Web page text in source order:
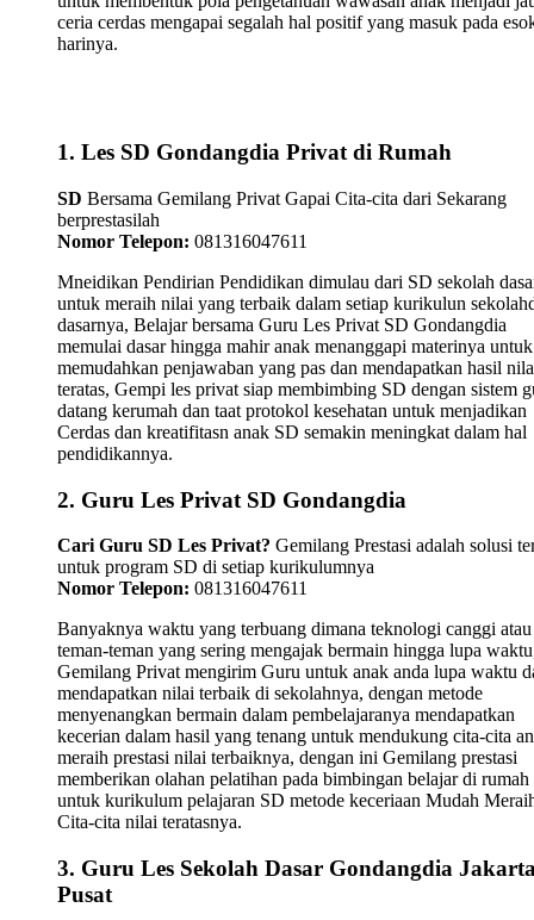
ceria cerdas mengapai segalah hal positif yang masuk pada
harinya.
1. Les SD Gondangdia Privat di Rumah
SD Bersama Gemilang Privat Gapai Cita-cita dari Sekarang
berprestasilah
Nomor Telepon: 081316047611
Mneidikan Pendirian Pendidikan dimulau dari SD sekolah
untuk meraih nilai yang terbaik dalam setiap kurikulun
dasarnya, Belajar bersama Guru Les Privat SD Gondangdia
memulai dasar hingga mahir anak menanggapi materinya untuk
memudahkan penjawaban yang pas dan mendapatkan hasil
teratas, Gempi les privat siap membimbing SD dengan sistem
datang kerumah dan taat protokol kesehatan untuk menjadikan
Cerdas dan kreatifitasn anak SD semakin meningkat dalam hal
pendidikannya.
2. Guru Les Privat SD Gondangdia
Cari Guru SD Les Privat? Gemilang Prestasi adalah solusi
untuk program SD di setiap kurikulumnya
Nomor Telepon: 081316047611
Banyaknya waktu yang terbuang dimana teknologi canggi atau
teman-teman yang sering mengajak bermain hingga lupa
Gemilang Privat mengirim Guru untuk anak anda lupa waktu
mendapatkan nilai terbaik di sekolahnya, dengan metode
menyenangkan bermain dalam pembelajaranya mendapatkan
kecerian dalam hasil yang tenang untuk mendukung cita-cita
meraih prestasi nilai terbaiknya, dengan ini Gemilang prestasi
memberikan olahan pelatihan pada bimbingan belajar di rumah
untuk kurikulum pelajaran SD metode keceriaan Mudah
Cita-cita nilai teratasnya.
3. Guru Les Sekolah Dasar Gondangdia
Pusat